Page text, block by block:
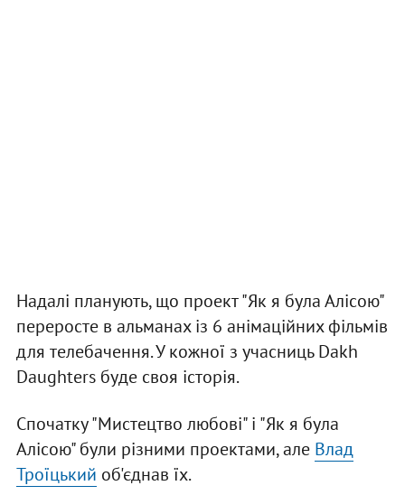
Надалі планують, що проект "Як я була Алісою"
переросте в альманах із 6 анімаційних фільмів
для телебачення. У кожної з учасниць Dakh
Daughters буде своя історія.
Спочатку "Мистецтво любові" і "Як я була
Алісою" були різними проектами, але Влад
Троїцький об'єднав їх.